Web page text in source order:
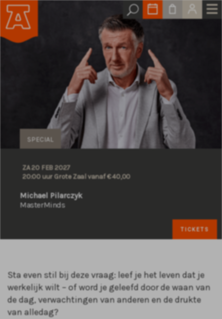
Michael Pilarczyk
MasterMinds
SPECIAL
ZA 20 FEB 2027
20:00 uur Grote Zaal vanaf € 40,00
TICKETS
Sta even stil bij deze vraag: leef je het leven dat je
werkelijk wilt – of word je geleefd door de waan van
de dag, verwachtingen van anderen en de drukte
van alledag?